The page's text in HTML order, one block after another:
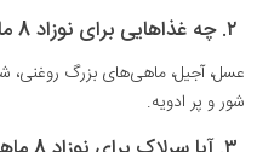
۲. چه غذاهایی برای نوزاد 8 ماهه ممنوع است؟
عسل، آجیل، ماهی‌های بزرگ روغنی،
شور و پر ادویه.